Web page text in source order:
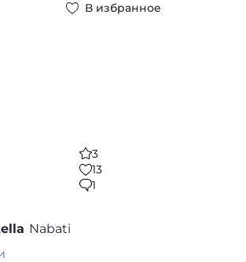
В избранное
3
13
1
Nabati